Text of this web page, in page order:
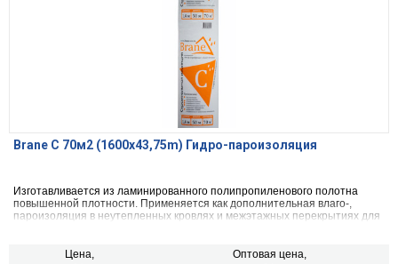
Brane C 70м2 (1600х43,75m) Гидро-пароизоляция
Изготавливается из ламинированного полипропиленового полотна
повышенной плотности. Применяется как дополнительная влаго-,
пароизоляция в неутепленных кровлях и межэтажных перекрытиях для
неплотной укладки кровли.
Цена, Оптовая цена,